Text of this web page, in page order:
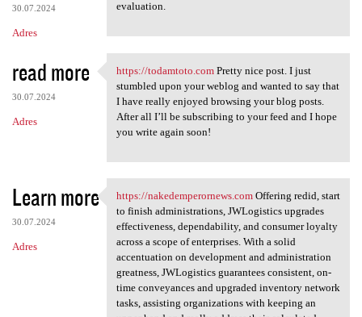
30.07.2024
Adres
evaluation.
read more
30.07.2024
Adres
https://todamtoto.com Pretty
https://todamtoto.comPretty nice post. I just
stumbled upon your weblog and wanted to say that
I have really enjoyed browsing your blog posts.
After all I’ll be subscribing to your feed and I hope
you write again soon!
Learn more
30.07.2024
Adres
https://nakedemperornews.com
https://nakedemperornews.comOffering redid, start
to finish administrations, JWLogistics upgrades
effectiveness, dependability, and consumer loyalty
across a scope of enterprises. With a solid
accentuation on development and administration
greatness, JWLogistics guarantees consistent, on-
time conveyances and upgraded inventory network
tasks, assisting organizations with keeping an